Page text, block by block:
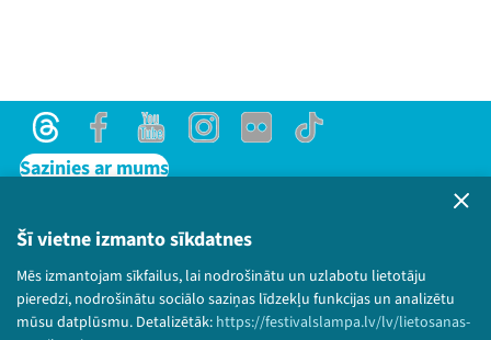
Šī vietne izmanto sīkdatnes
Mēs izmantojam sīkfailus, lai nodrošinātu un uzlabotu lietotāju
pieredzi, nodrošinātu sociālo saziņas līdzekļu funkcijas un analizētu
mūsu datplūsmu. Detalizētāk: https://festivalslampa.lv/lv/lietosanas-
ThreadsFacebookYoutubeInstagram
Flick TikTok
Sazinies ar mums
Lietošanas noteikumi un sīkdatņu politika
Bērnu aizsardzības politika
© 2026 Sarunu festivāls LAMPA Visas tiesības
paturētas.